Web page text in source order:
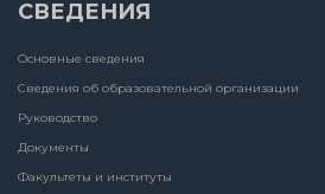
СВЕДЕНИЯ
Основные сведения
Сведения об образовательной организации
Руководство
Документы
Факультеты и институты